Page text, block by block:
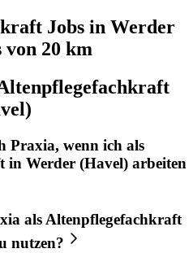
Jobs in Werder
20 km
Praxia, wenn ich als
in Werder (Havel) arbeiten
alsAltenpflegefachkraft
nutzen?